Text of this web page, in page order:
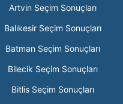
Artvin Seçim Sonuçları
Balıkesir Seçim Sonuçları
Batman Seçim Sonuçları
Bilecik Seçim Sonuçları
Bitlis Seçim Sonuçları